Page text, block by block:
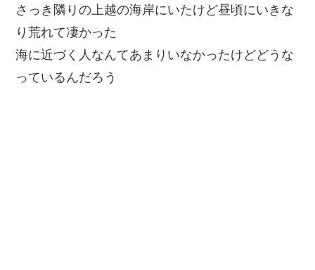
さっき隣りの上越の海岸にいたけど昼頃にいきな
り荒れて凄かった
海に近づく人なんてあまりいなかったけどどうな
っているんだろう